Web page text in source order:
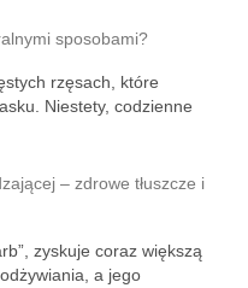
sposobami?
rzęsach, które
Niestety, codzienne
– zdrowe tłuszcze i
zyskuje coraz większą
a jego